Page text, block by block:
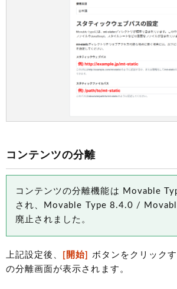
コンテンツの分離
コンテンツの分離機能は Movable
され、Movable Type 8.4.0 /
廃止されました。
上記設定後、 [開始]
ボタンをクリック
の分離画面が表示されます。